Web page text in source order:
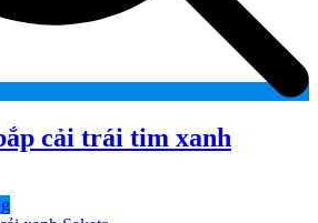
cải trái tim xanh